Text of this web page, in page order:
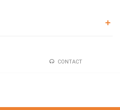
CONTACT